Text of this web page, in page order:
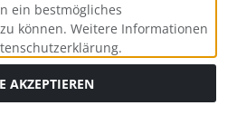
ein bestmögliches
können. Weitere Informationen
AKZEPTIEREN